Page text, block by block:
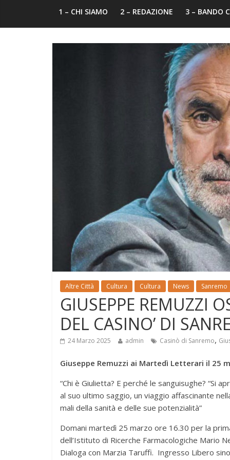
1 – CHI SIAMO 2 – REDAZIONE 3 – BANDO
Altre Città Cultura Cultura News Sanremo
GIUSEPPE REMUZZI
DEL CASINO’ DI
24 Marzo 2025 admin Casinò di Sanremo,
Giuseppe Remuzzi ai Martedì Letterari il 25
“Chi è Giulietta? E perché le sanguisughe? “Si
al suo ultimo saggio, un viaggio affascinante
mali della sanità e delle sue potenzialità”
Domani martedì 25 marzo ore 16.30 per la
dell’Istituto di Ricerche Farmacologiche Mario
Dialoga con Marzia Taruffi. Ingresso Libero